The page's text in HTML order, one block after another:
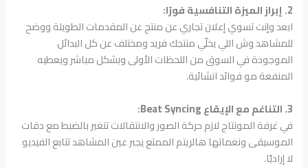
2. إبراز الميزة التنافسية فورًا:
ابعد وإنت تسوي إعلان تجاري عن منتج عن المقدمات الطويلة ووضح
للمشاهد وش اللي يخلّي منتجك فريد ومختلف عن كل البدائل
الموجودة في السوق من اللحظات الأولى وبشكل مباشر ويعطيه
المنفعة مو فوائد انشائية.
3. التناغم مع الإيقاع Beat Syncing:
في غرفة المونتاج لازم حركة الصور والانتقالات تتغير بالضبط مع دقات
الموسيقى ونغماتها هالريتم الممتع يجبر عين المشاهد تتابع الفيديو
لا إراديًا.